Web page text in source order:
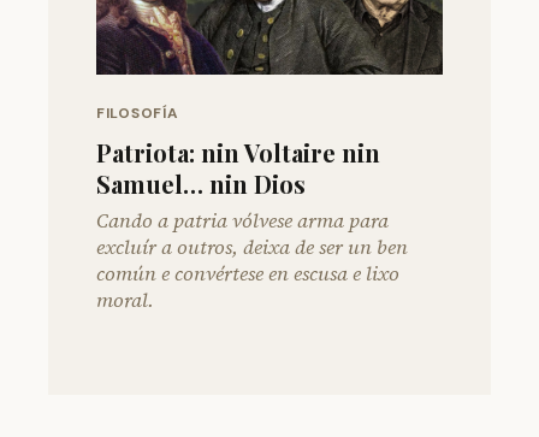
FILOSOFÍA
Patriota: nin Voltaire nin
Samuel… nin Dios
Cando a patria vólvese arma para
excluír a outros, deixa de ser un ben
común e convértese en escusa e lixo
moral.